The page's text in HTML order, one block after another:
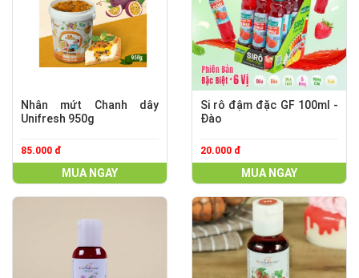
Nhân mứt Chanh dây
Unifresh 950g
85.000 đ
MUA NGAY
Si rô đậm đặc GF 100ml -
Đào
20.000 đ
MUA NGAY